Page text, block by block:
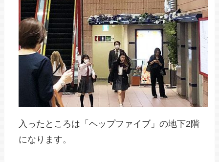
入ったところは「ヘップファイブ」の地下2階
になります。